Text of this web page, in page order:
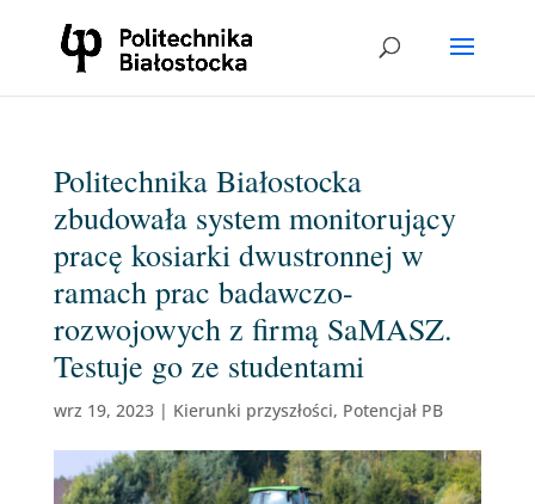
Politechnika Białostocka
zbudowała system monitorujący
pracę kosiarki dwustronnej w
ramach prac badawczo-
rozwojowych z firmą SaMASZ.
Testuje go ze studentami
wrz 19, 2023| Kierunki przyszłości, Potencjał PB